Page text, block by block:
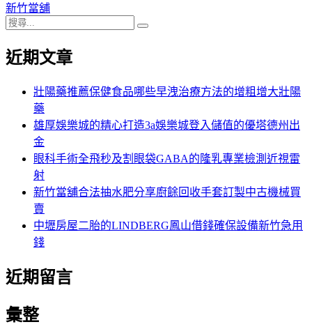
導
覽
章:
新竹當舖
搜
關
近期文章
壯陽藥推薦保健食品哪些早洩治療方法的增粗增大壯陽
藥
雄厚娛樂城的精心打造3a娛樂城登入儲值的優塔德州出
金
眼科手術全飛秒及割眼袋GABA的隆乳專業檢測近視雷
射
新竹當舖合法抽水肥分享廚餘回收手套訂製中古機械買
賣
中壢房屋二胎的LINDBERG鳳山借錢確保設備新竹急用
錢
近期留言
彙整